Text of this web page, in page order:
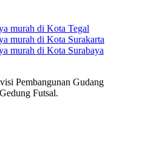
murah di Kota Tegal
murah di Kota Surakarta
murah di Kota Surabaya
Pembangunan Gudang
Futsal.